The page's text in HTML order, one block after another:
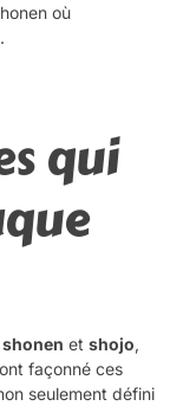
où
qui
shonen etshojo,
façonné ces
seulement défini